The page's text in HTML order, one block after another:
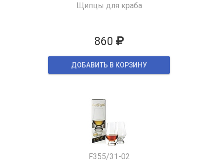
Щипцы для краба
860
ДОБАВИТЬ В КОРЗИНУ
F355/31-02